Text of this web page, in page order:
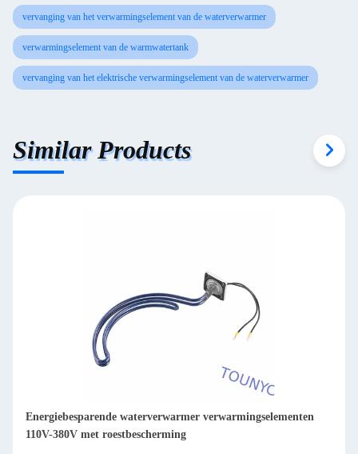
vervanging van het verwarmingselement van de waterverwarmer
verwarmingselement van de warmwatertank
vervanging van het elektrische verwarmingselement van de waterverwarmer
Similar Products
Energiebesparende waterverwarmer verwarmingselementen
110V-380V met roestbescherming